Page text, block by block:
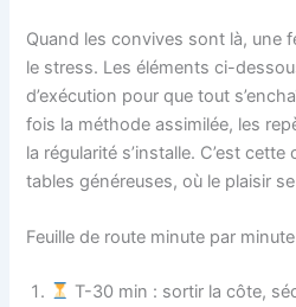
Quand les convives sont là, une
le stress. Les éléments ci-
d’exécution pour que tout
fois la méthode assimilée, les
la régularité s’installe. C’est
tables généreuses, où le plaisir
Feuille de route minute par minute
T-30 min : sortir la côte,